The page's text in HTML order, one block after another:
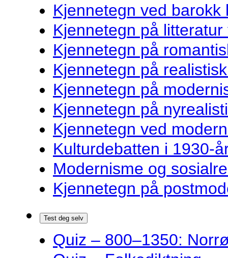
Kjennetegn ved barokk
Kjennetegn på
Kjennetegn på
Kjennetegn på
Kjennetegn på
Kjennetegn på
Kjennetegn ved
Kulturdebatten i 1930-
Modernisme og
Kjennetegn på
Test deg selv
Quiz – 800–1350: